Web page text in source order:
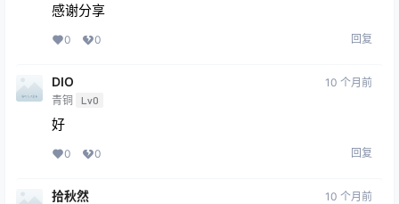
感谢分享
0 0 回复
DIO
青铜 Lv0
10 个月前
好
0 0 回复
拾秋然 10 个月前